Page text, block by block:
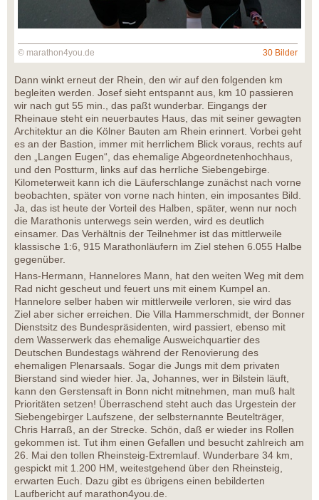
© marathon4you.de 30 Bilder
Dann winkt erneut der Rhein, den wir auf den folgenden km
begleiten werden. Josef sieht entspannt aus, km 10 passieren
wir nach gut 55 min., das paßt wunderbar. Eingangs der
Rheinaue steht ein neuerbautes Haus, das mit seiner gewagten
Architektur an die Kölner Bauten am Rhein erinnert. Vorbei geht
es an der Bastion, immer mit herrlichem Blick voraus, rechts auf
den „Langen Eugen“, das ehemalige Abgeordnetenhochhaus,
und den Postturm, links auf das herrliche Siebengebirge.
Kilometerweit kann ich die Läuferschlange zunächst nach vorne
beobachten, später von vorne nach hinten, ein imposantes Bild.
Ja, das ist heute der Vorteil des Halben, später, wenn nur noch
die Marathonis unterwegs sein werden, wird es deutlich
einsamer. Das Verhältnis der Teilnehmer ist das mittlerweile
klassische 1:6, 915 Marathonläufern im Ziel stehen 6.055 Halbe
gegenüber.
Hans-Hermann, Hannelores Mann, hat den weiten Weg mit dem
Rad nicht gescheut und feuert uns mit einem Kumpel an.
Hannelore selber haben wir mittlerweile verloren, sie wird das
Ziel aber sicher erreichen. Die Villa Hammerschmidt, der Bonner
Dienstsitz des Bundespräsidenten, wird passiert, ebenso mit
dem Wasserwerk das ehemalige Ausweichquartier des
Deutschen Bundestags während der Renovierung des
ehemaligen Plenarsaals. Sogar die Jungs mit dem privaten
Bierstand sind wieder hier. Ja, Johannes, wer in Bilstein läuft,
kann den Gerstensaft in Bonn nicht mitnehmen, man muß halt
Prioritäten setzen! Überraschend steht auch das Urgestein der
Siebengebirger Laufszene, der selbsternannte Beutelträger,
Chris Harraß, an der Strecke. Schön, daß er wieder ins Rollen
gekommen ist. Tut ihm einen Gefallen und besucht zahlreich am
26. Mai den tollen Rheinsteig-Extremlauf. Wunderbare 34 km,
gespickt mit 1.200 HM, weitestgehend über den Rheinsteig,
erwarten Euch. Dazu gibt es übrigens einen bebilderten
Laufbericht auf marathon4you.de.